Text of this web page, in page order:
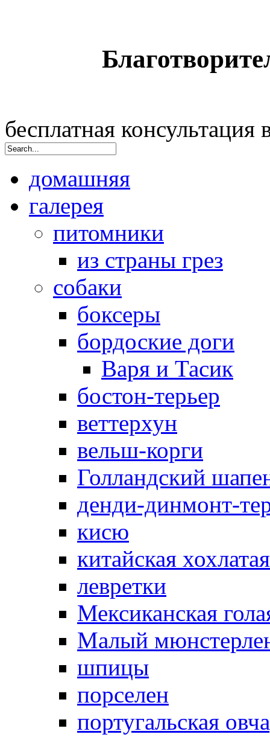
бесплатная
домашняя
галерея
питомники
из страны грез
собаки
боксеры
бордоские доги
Варя и Тасик
бостон-терьер
веттерхун
вельш-корги
Голландский
денди-динмонт-
кисю
китайская
левретки
Мексиканская
Малый
шпицы
порселен
португальская